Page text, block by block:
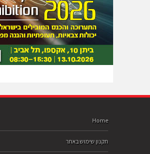
Home
תקנון שימוש באתר